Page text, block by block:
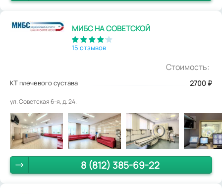
МИБС НА СОВЕТСКОЙ
15 отзывов
Стоимость:
КТ плечевого сустава 2700 ₽
ул. Советская 6-я, д. 24.
8 (812) 385-69-22